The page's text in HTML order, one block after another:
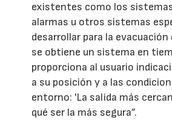
existentes como los
alarmas u otros sistemas
desarrollar para la
se obtiene un sistema en
proporciona al usuario
a su posición y a las
entorno: 'La salida más
qué ser la más segura”.